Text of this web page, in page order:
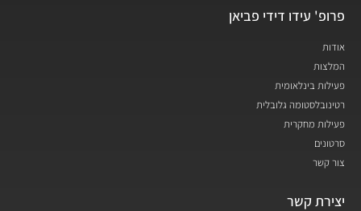
פרופ' עידו דידי פביאן
אודות
המלצות
פעילות בינלאומית
רטינובלסטומה גלובלית
פעילות מחקרית
סרטונים
צור קשר
יצירת קשר